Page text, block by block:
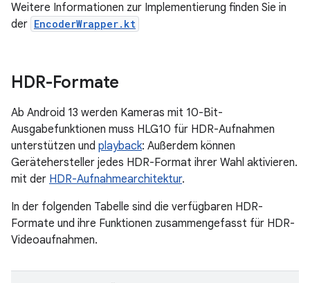
Weitere Informationen zur Implementierung finden Sie in
der EncoderWrapper.kt
HDR-Formate
Ab Android 13 werden Kameras mit 10-Bit-
Ausgabefunktionen muss HLG10 für HDR-Aufnahmen
unterstützen und playback: Außerdem können
Gerätehersteller jedes HDR-Format ihrer Wahl aktivieren.
mit der HDR-Aufnahmearchitektur.
In der folgenden Tabelle sind die verfügbaren HDR-
Formate und ihre Funktionen zusammengefasst für HDR-
Videoaufnahmen.